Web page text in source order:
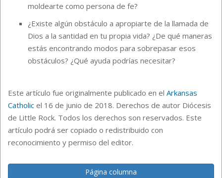
moldearte como persona de fe?
¿Existe algún obstáculo a apropiarte de la llamada de
Dios a la santidad en tu propia vida? ¿De qué maneras
estás encontrando modos para sobrepasar esos
obstáculos? ¿Qué ayuda podrías necesitar?
Este artículo fue originalmente publicado en el Arkansas
Catholic el 16 de junio de 2018. Derechos de autor Diócesis
de Little Rock. Todos los derechos son reservados. Este
artículo podrá ser copiado o redistribuido con
reconocimiento y permiso del editor.
Página columna